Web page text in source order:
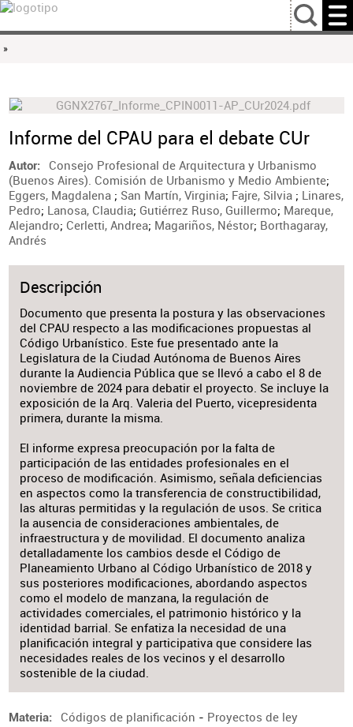
…
»
Informe del CPAU para el debate CUr
Autor
Consejo Profesional de Arquitectura y Urbanismo
(Buenos Aires). Comisión de Urbanismo y Medio Ambiente;
Eggers, Magdalena ; San Martín, Virginia; Fajre, Silvia ; Linares,
Pedro; Lanosa, Claudia; Gutiérrez Ruso, Guillermo; Mareque,
Alejandro; Cerletti, Andrea; Magariños, Néstor; Borthagaray,
Andrés
Descripción
Documento que presenta la postura y las observaciones
del CPAU respecto a las modificaciones propuestas al
Código Urbanístico. Este fue presentado ante la
Legislatura de la Ciudad Autónoma de Buenos Aires
durante la Audiencia Pública que se llevó a cabo el 8 de
noviembre de 2024 para debatir el proyecto. Se incluye la
exposición de la Arq. Valeria del Puerto, vicepresidenta
primera, durante la misma.
El informe expresa preocupación por la falta de
participación de las entidades profesionales en el
proceso de modificación. Asimismo, señala deficiencias
en aspectos como la transferencia de constructibilidad,
las alturas permitidas y la regulación de usos. Se critica
la ausencia de consideraciones ambientales, de
infraestructura y de movilidad. El documento analiza
detalladamente los cambios desde el Código de
Planeamiento Urbano al Código Urbanístico de 2018 y
sus posteriores modificaciones, abordando aspectos
como el modelo de manzana, la regulación de
actividades comerciales, el patrimonio histórico y la
identidad barrial. Se enfatiza la necesidad de una
planificación integral y participativa que considere las
necesidades reales de los vecinos y el desarrollo
sostenible de la ciudad.
Materia Códigos de planificación - Proyectos de ley